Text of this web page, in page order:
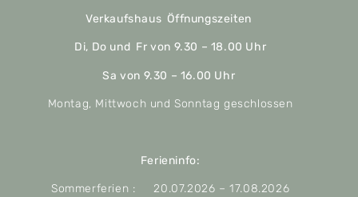
Verkaufshaus Öffnungszeiten
Di, Do und Fr von 9.30 – 18.00 Uhr
Sa von 9.30 – 16.00 Uhr
Montag, Mittwoch und Sonntag geschlossen
Ferieninfo:
Sommerferien : 20.07.2026 – 17.08.2026